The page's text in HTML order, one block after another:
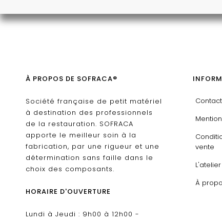
À PROPOS DE SOFRACA®
Société française de petit matériel
à destination des professionnels
de la restauration. SOFRACA
apporte le meilleur soin à la
fabrication, par une rigueur et une
détermination sans faille dans le
choix des composants.
HORAIRE D'OUVERTURE
Lundi à Jeudi : 9h00 à 12h00 -
vente
L'atelier
À